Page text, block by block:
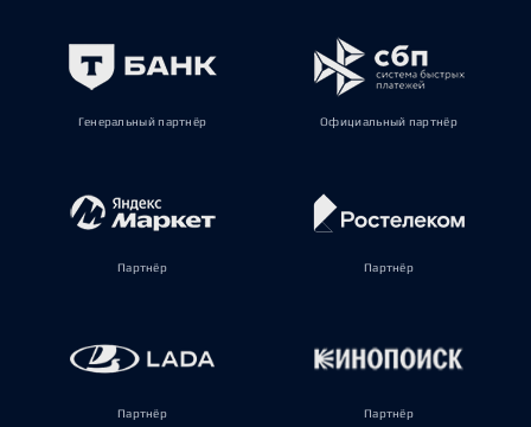
Генеральный партнёр Официальный партнёр
Партнёр Партнёр
Партнёр Партнёр